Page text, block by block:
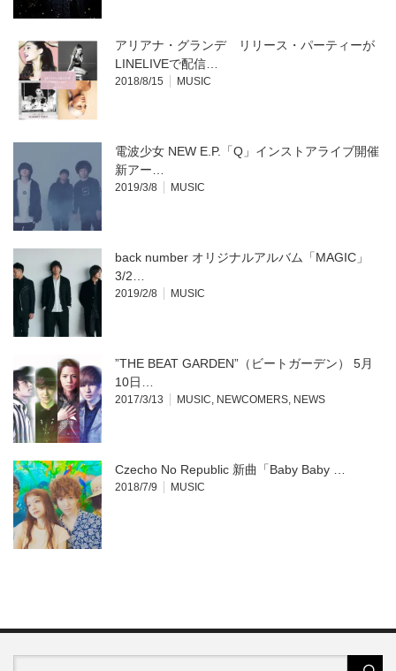
アリアナ・グランデ リリース・パーティーが
LINELIVEで配信…
2018/8/15 MUSIC
電波少女 NEW E.P.「Q」インストアライブ開催
新アー…
2019/3/8 MUSIC
back number オリジナルアルバム「MAGIC」
3/2…
2019/2/8 MUSIC
”THE BEAT GARDEN”（ビートガーデン） 5月
10日…
2017/3/13 MUSIC, NEWCOMERS, NEWS
Czecho No Republic 新曲「Baby Baby …
2018/7/9 MUSIC